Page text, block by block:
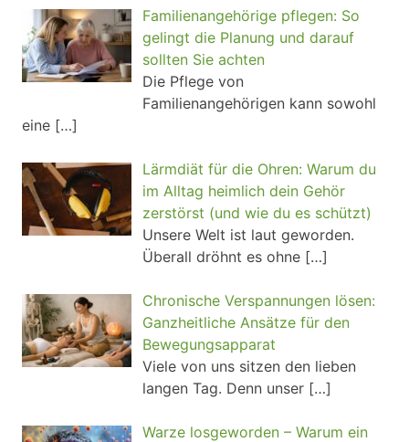
Familienangehörige pflegen: So
gelingt die Planung und darauf
sollten Sie achten
Die Pflege von
Familienangehörigen kann sowohl
eine […]
Lärmdiät für die Ohren: Warum du
im Alltag heimlich dein Gehör
zerstörst (und wie du es schützt)
Unsere Welt ist laut geworden.
Überall dröhnt es ohne […]
Chronische Verspannungen lösen:
Ganzheitliche Ansätze für den
Bewegungsapparat
Viele von uns sitzen den lieben
langen Tag. Denn unser […]
Warze losgeworden – Warum ein